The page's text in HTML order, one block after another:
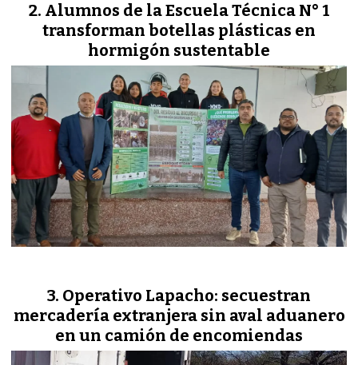
Alumnos de la Escuela Técnica N° 1
transforman botellas plásticas en
hormigón sustentable
Operativo Lapacho: secuestran
mercadería extranjera sin aval aduanero
en un camión de encomiendas